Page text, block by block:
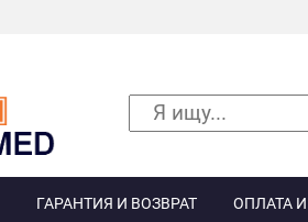
ГАРАНТИЯ И ВОЗВРАТ ОПЛАТА